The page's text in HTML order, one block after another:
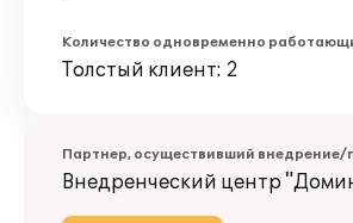
Количество одновременно
Толстый клиент: 2
Партнер, осуществивший внедрение/
Внедренческий центр